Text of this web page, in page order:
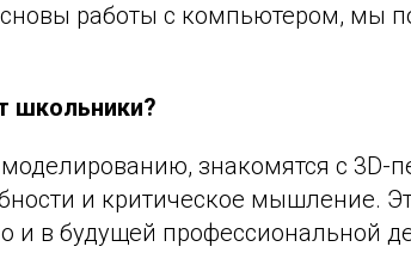
работы с компьютером, мы
школьники?
знакомятся с 3D-
и критическое мышление.
и в будущей профессиональной